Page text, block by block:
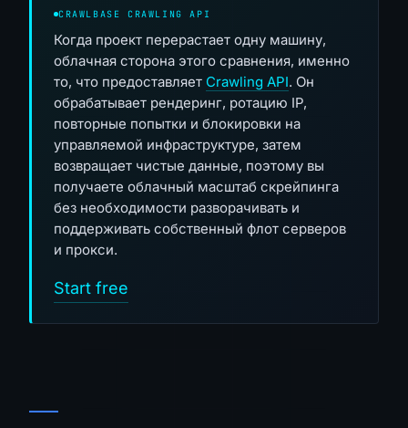
CRAWLBASE CRAWLING API
Когда проект перерастает одну машину,
облачная сторона этого сравнения, именно
то, что предоставляет Crawling API. Он
обрабатывает рендеринг, ротацию IP,
повторные попытки и блокировки на
управляемой инфраструктуре, затем
возвращает чистые данные, поэтому вы
получаете облачный масштаб скрейпинга
без необходимости разворачивать и
поддерживать собственный флот серверов
и прокси.
Start free